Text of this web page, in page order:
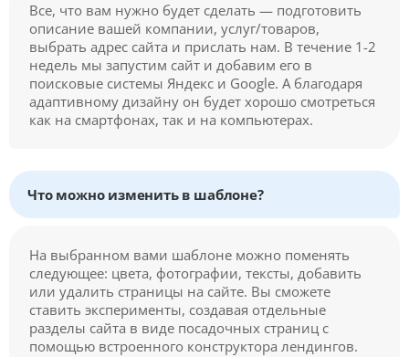
Все, что вам нужно будет сделать — подготовить
описание вашей компании, услуг/товаров,
выбрать адрес сайта и прислать нам. В течение 1-2
недель мы запустим сайт и добавим его в
поисковые системы Яндекс и Google. А благодаря
адаптивному дизайну он будет хорошо смотреться
как на смартфонах, так и на компьютерах.
Что можно изменить в шаблоне?
На выбранном вами шаблоне можно поменять
следующее: цвета, фотографии, тексты, добавить
или удалить страницы на сайте. Вы сможете
ставить эксперименты, создавая отдельные
разделы сайта в виде посадочных страниц с
помощью встроенного конструктора лендингов.